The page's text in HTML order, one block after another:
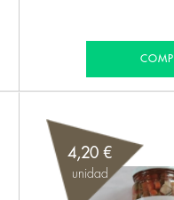
4,20 €
unidad